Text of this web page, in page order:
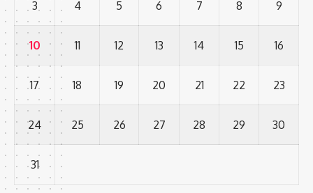
3 4 5 6 7 8 9
10 11 12 13 14 15 16
17 18 19 20 21 22 23
24 25 26 27 28 29 30
31